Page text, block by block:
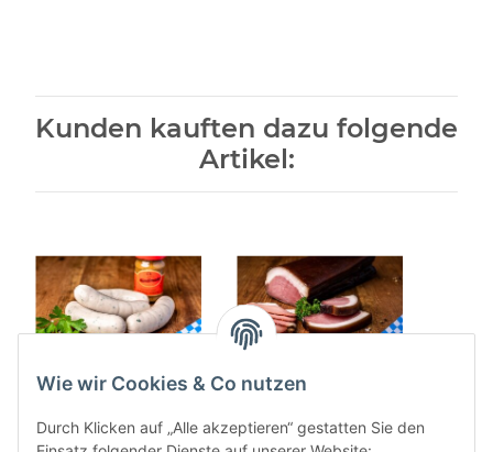
Kunden kauften dazu folgende
Artikel:
6 Stück 480g
Bauerngeräuchertes "
Wie wir Cookies & Co nutzen
Durch Klicken auf „Alle akzeptieren“ gestatten Sie den